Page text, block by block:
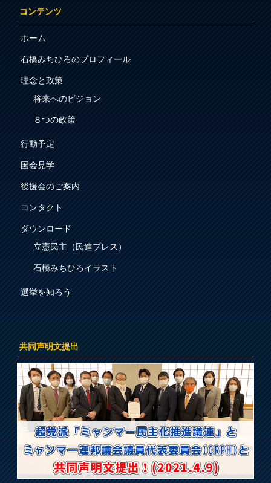
コンテンツ
ホーム
石橋みちひろのプロフィール
理念と政策
将来へのビジョン
８つの政策
行動予定
国会見学
後援会のご案内
コンタクト
ダウンロード
立憲民主（民進プレス）
石橋みちひろイラスト
選挙を知ろう
共同声明文提出